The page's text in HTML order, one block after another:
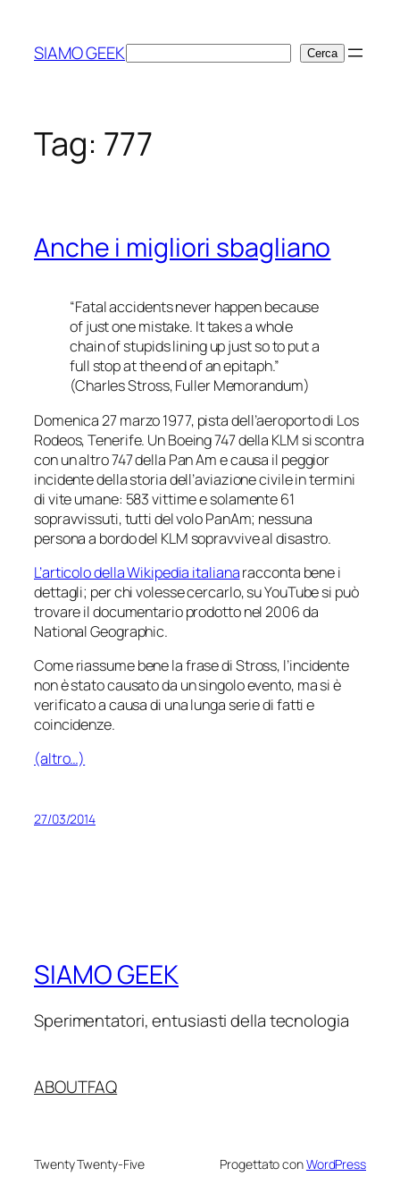
contenuto
SIAMO GEEKCerca Cerca
Tag: 777
Anche i migliori sbagliano
“Fatal accidents never happen because
of just one mistake. It takes a whole
chain of stupids lining up justsoto put a
full stop at the end of an epitaph.”
(Charles Stross,Fuller Memorandum)
Domenica 27 marzo 1977, pista dell’aeroporto di Los
Rodeos, Tenerife. Un Boeing 747 della KLM si scontra
con un altro 747 della Pan Am e causa il peggior
incidente della storia dell’aviazione civile in termini
di vite umane: 583 vittime e solamente 61
sopravvissuti, tutti del volo PanAm; nessuna
persona a bordo del KLM sopravvive al disastro.
L’articolo della Wikipedia italianaracconta bene i
dettagli; per chi volesse cercarlo, su YouTube si può
trovare il documentario prodotto nel 2006 da
National Geographic.
Come riassume bene la frase di Stross, l’incidente
non è stato causato da un singolo evento, ma si è
verificato a causa di una lunga serie di fatti e
coincidenze.
(altro…)
27/03/2014
SIAMO GEEK
Sperimentatori, entusiasti della tecnologia
ABOUTFAQ
Twenty Twenty-Five Progettato conWordPress